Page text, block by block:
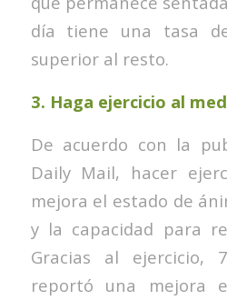
día tiene una tasa
superior al resto.
3. Haga ejercicio al
De acuerdo con la
Daily Mail, hacer
mejora el estado de
y la capacidad para
Gracias al ejercicio,
reportó una mejora